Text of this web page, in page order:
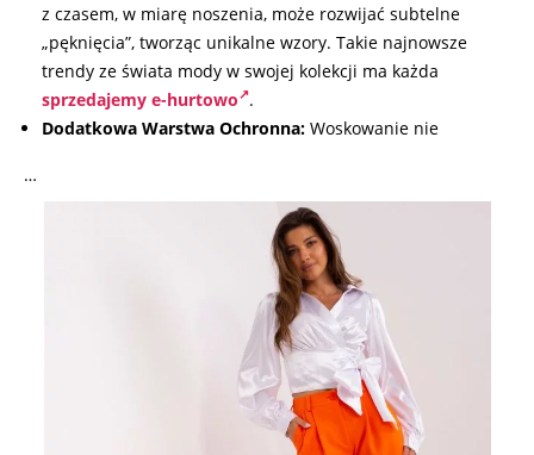
z czasem, w miarę noszenia, może rozwijać subtelne
„pęknięcia”, tworząc unikalne wzory. Takie najnowsze
trendy ze świata mody w swojej kolekcji ma każda
sprzedajemy e-hurtowo .
Dodatkowa Warstwa Ochronna: Woskowanie nie
…